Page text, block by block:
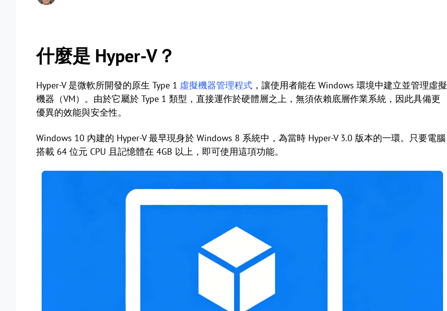
什麼是 Hyper-V？
Hyper-V 是微軟所開發的原生 Type 1 虛擬機器管理程式 ，讓使用者能在 Windows 環境中建立並管理虛擬
機器（VM）。由於它屬於 Type 1 類型，直接運作於硬體層之上，無須依賴底層作業系統，因此具備更
優異的效能與安全性。
Windows 10 內建的 Hyper-V 最早現身於 Windows 8 系統中，為當時 Hyper-V 3.0 版本的一環。只要電腦
搭載 64 位元 CPU 且記憶體在 4GB 以上，即可使用這項功能。